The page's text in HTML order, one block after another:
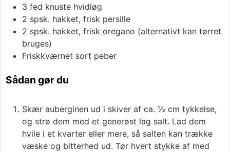
3 fed knuste hvidløg
2 spsk. hakket, frisk persille
2 spsk. hakket, frisk oregano (alternativt kan tørret
bruges)
Friskkværnet sort peber
Sådan gør du
Skær auberginen ud i skiver af ca. ½ cm tykkelse,
og strø dem med et generøst lag salt. Lad dem
hvile i et kvarter eller mere, så salten kan trække
væske og bitterhed ud. Tør hvert stykke af med